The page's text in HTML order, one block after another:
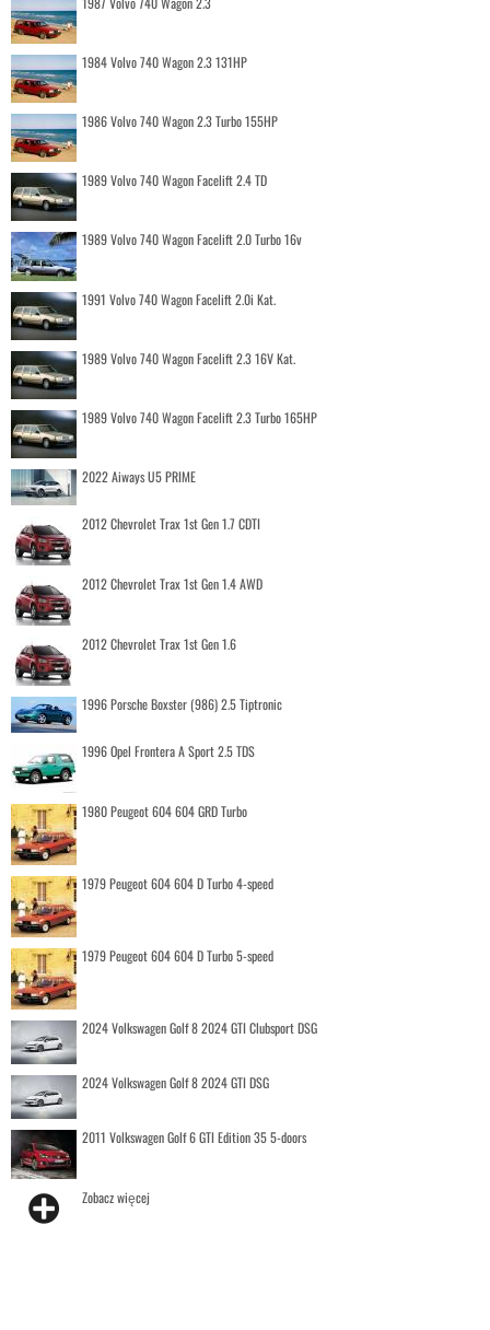
1984 Volvo 740 Wagon 2.3 131HP
1986 Volvo 740 Wagon 2.3 Turbo 155HP
1989 Volvo 740 Wagon Facelift 2.4 TD
1989 Volvo 740 Wagon Facelift 2.0 Turbo 16v
1991 Volvo 740 Wagon Facelift 2.0i Kat.
1989 Volvo 740 Wagon Facelift 2.3 16V Kat.
1989 Volvo 740 Wagon Facelift 2.3 Turbo 165HP
2022 Aiways U5 PRIME
2012 Chevrolet Trax 1st Gen 1.7 CDTI
2012 Chevrolet Trax 1st Gen 1.4 AWD
2012 Chevrolet Trax 1st Gen 1.6
1996 Porsche Boxster (986) 2.5 Tiptronic
1996 Opel Frontera A Sport 2.5 TDS
1980 Peugeot 604 604 GRD Turbo
1979 Peugeot 604 604 D Turbo 4-speed
1979 Peugeot 604 604 D Turbo 5-speed
2024 Volkswagen Golf 8 2024 GTI Clubsport DSG
2024 Volkswagen Golf 8 2024 GTI DSG
2011 Volkswagen Golf 6 GTI Edition 35 5-doors
Zobacz więcej